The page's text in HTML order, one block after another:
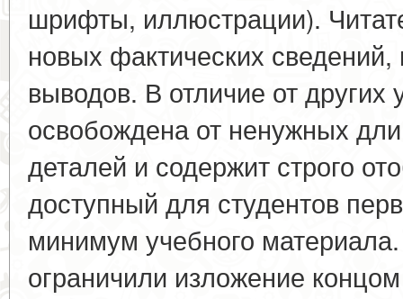
шрифты, иллюстрации).
новых фактических
выводов. В отличие от других
освобождена от ненужных
деталей и содержит строго
доступный для студентов
минимум учебного
ограничили изложение